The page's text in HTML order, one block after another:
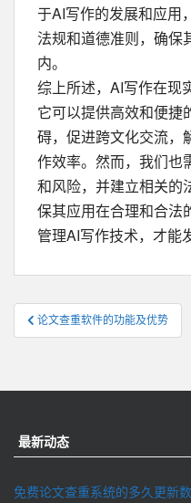
于AI写作的发展和应用
法规和道德准则，确保
内。
综上所述，AI写作在现
它可以提供高效和便捷
碍，促进跨文化交流，
作效率。然而，我们也
和风险，并建立相关的
保其应用在合理和合法
管理AI写作技术，才能
文
章
航
论文查重软件的功能及优势
最新动态
免费论文查重系统的多久更新数